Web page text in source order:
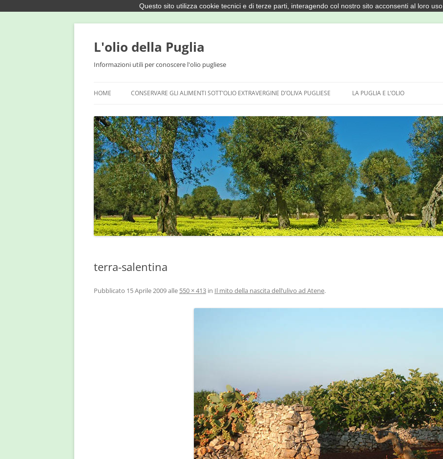
Vai
contenuto
L'olio della Puglia
Informazioni utili per conoscere l'olio pugliese
HOME CONSERVARE GLI ALIMENTI SOTT’OLIO EXTRAVERGINE D’OLIVA PUGLIESE LA PUGLIA E L’OLIO
terra-salentina
Pubblicato 15 Aprile 2009alle 550 × 413 in Il mito della nascita dell’ulivo ad Atene.
Questo sito utilizza cookie tecnici e di terze parti, interagendo col nostro sito acconsenti al loro uso.